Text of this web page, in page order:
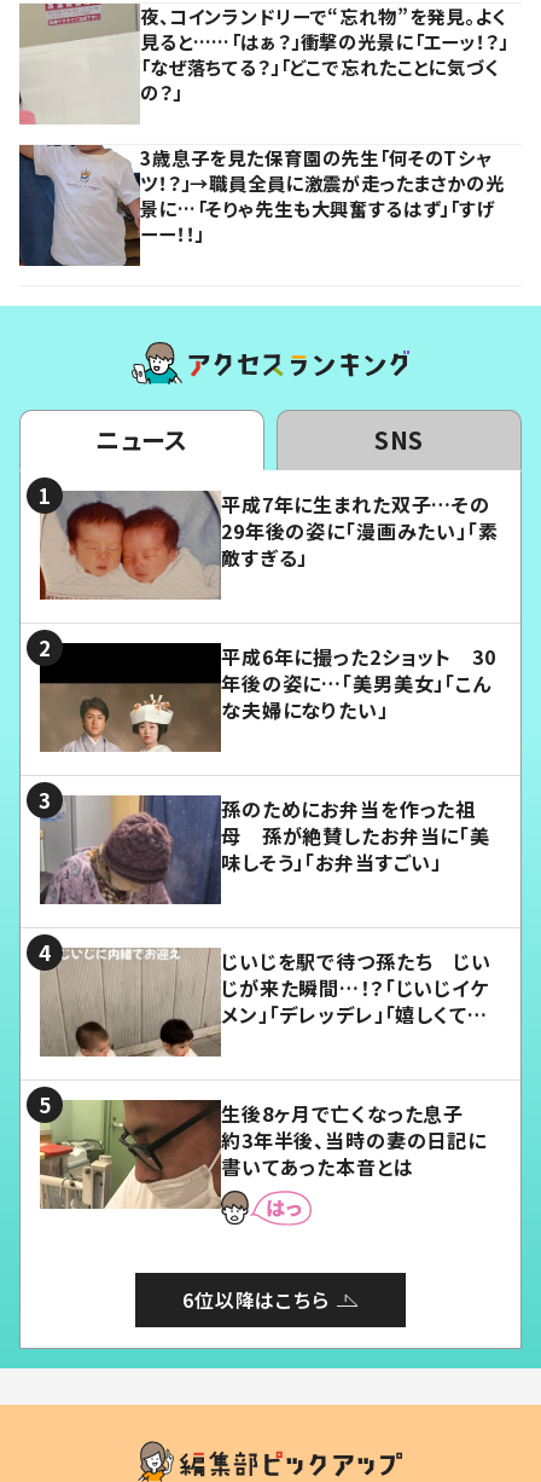
夜、コインランドリーで“忘れ物”を発見。よく
見ると……「はぁ？」衝撃の光景に「エーッ！？」
「なぜ落ちてる？」「どこで忘れたことに気づく
の？」
3歳息子を見た保育園の先生「何そのTシャ
ツ！？」→職員全員に激震が走ったまさかの光
景に…「そりゃ先生も大興奮するはず」「すげ
ーー！！」
ニュース SNS
平成7年に生まれた双子…その
29年後の姿に「漫画みたい」「素
敵すぎる」
平成6年に撮った2ショット 30
年後の姿に…「美男美女」「こん
な夫婦になりたい」
孫のためにお弁当を作った祖
母 孫が絶賛したお弁当に「美
味しそう」「お弁当すごい」
じいじを駅で待つ孫たち じい
じが来た瞬間…！？「じいじイケ
メン」「デレッデレ」「嬉しくて可
生後8ヶ月で亡くなった息子
約3年半後、当時の妻の日記に
書いてあった本音とは
6位以降はこちら